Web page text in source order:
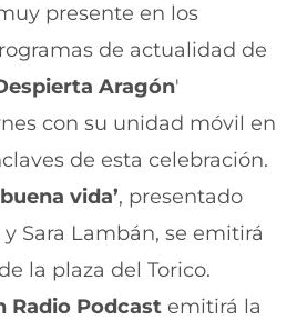
presente en los
de actualidad de
Aragón'
con su unidad móvil en
de esta celebración.
vida’, presentado
Sara Lambán, se emitirá
la plaza del Torico.
Radio Podcast emitirá la